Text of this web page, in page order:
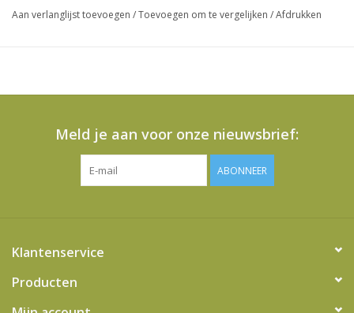
Aan verlanglijst toevoegen /Toevoegen om te vergelijken /Afdrukken
Meld je aan voor onze nieuwsbrief:
ABONNEER
Klantenservice
Producten